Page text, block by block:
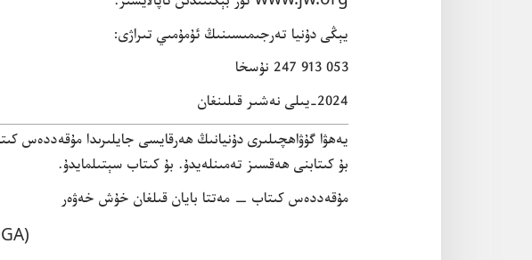
يېڭى دۇ‌نيا تە‌رجىمىسىنىڭ ئۇ‌مۇ‌مىي تىراژى:‏
247 913 053 نۇ‌سخا
2024-‏يىلى نە‌شىر قىلىنغان
يە‌ھۋا گۇ‌ۋاھچىلىرى دۇ‌نيانىڭ ھە‌رقايسى جايلىرىدا مۇ‌قە‌ددە‌س
بۇ كىتابنى ھە‌قسىز تە‌مىنلە‌يدۇ.‏ بۇ كىتاب سېتىلمايدۇ.‏
مۇ‌قە‌ددە‌س كىتاب —‏ مە‌تتا بايان قىلغان خۇ‌ش خە‌ۋە‌ر